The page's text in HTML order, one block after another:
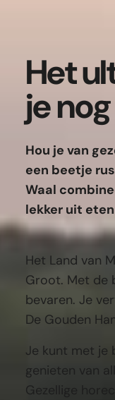
Het u
je
Hou je van
een beetje
Waal
lekker uit
Het Land van
Groot. Met de
bevaren. Je
De Gouden
Je kunt met je
genieten van
Gezellige